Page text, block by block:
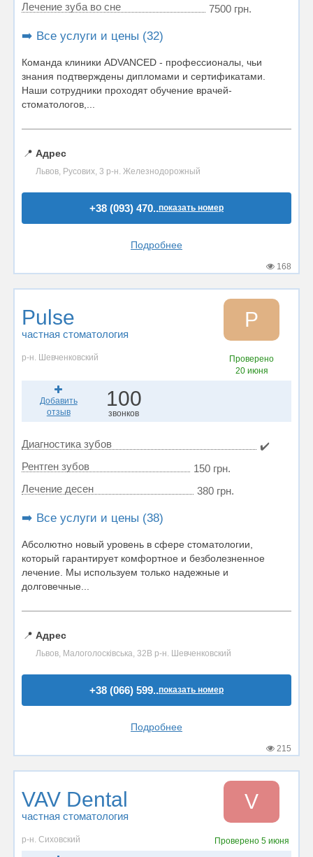
Лечение зуба во сне
7500 грн.
➡️ Все услуги и цены (32)
Команда клиники ADVANCED - профессионалы, чьи
знания подтверждены дипломами и сертификатами.
Наши сотрудники проходят обучение врачей-
стоматологов,...
📍 Адрес
Львов, Русових, 3 р-н. Железнодорожный
+38 (093) 470..показать номер
Подробнее
168
Pulse
частная стоматология
P
р-н. Шевченковский
Проверено
20 июня
Добавить
отзыв
100
звонков
Диагностика зубов
✔️
Рентген зубов
150 грн.
Лечение десен
380 грн.
➡️ Все услуги и цены (38)
Абсолютно новый уровень в сфере стоматологии,
который гарантирует комфортное и безболезненное
лечение. Мы используем только надежные и
долговечные...
📍 Адрес
Львов, Малоголосківська, 32В р-н. Шевченковский
+38 (066) 599..показать номер
Подробнее
215
VAV Dental
частная стоматология
V
р-н. Сиховский Проверено 5 июня